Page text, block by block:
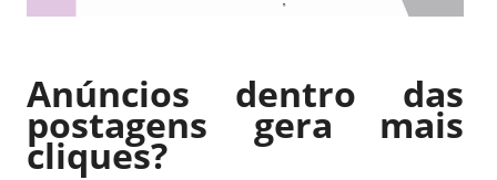
Anúncios dentro das
postagens gera mais
cliques?